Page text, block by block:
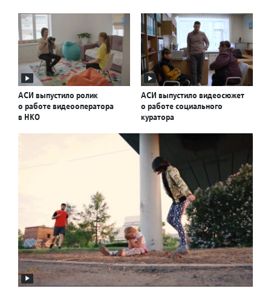
АСИ выпустило ролик
о работе видеооператора
в НКО
АСИ выпустило видеосюжет
о работе социального
куратора